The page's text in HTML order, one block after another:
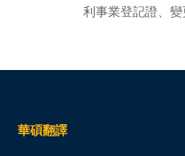
利事業登記證、變
華碩翻譯